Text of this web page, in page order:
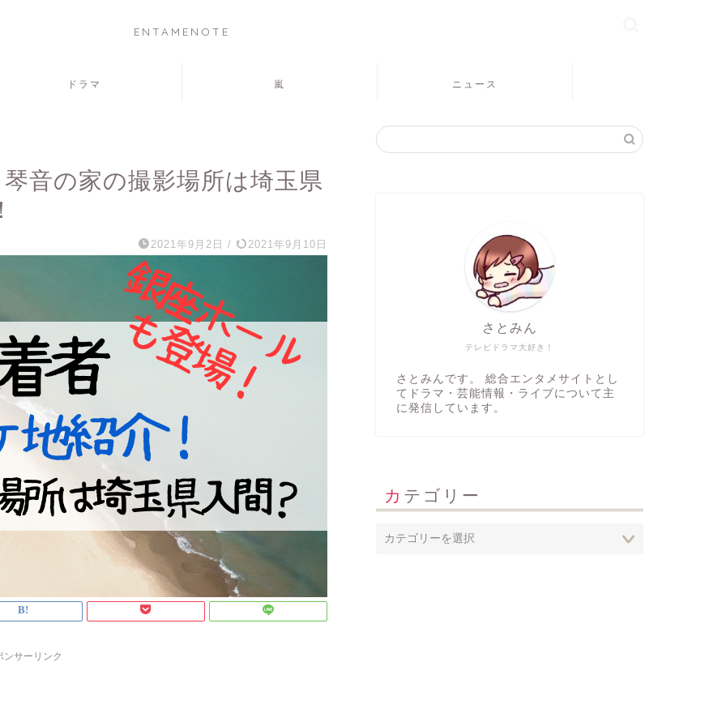
ENTAMENOTE
ドラマ 嵐 ニュース
音の家の撮影場所は埼玉県
2021年9月2日 / 2021年9月10日
ンサーリンク
テレビドラマ大好き！
さとみん
さとみんです。 総合エンタメサイトとし
てドラマ・芸能情報・ライブについて主
に発信しています。
カテゴリー